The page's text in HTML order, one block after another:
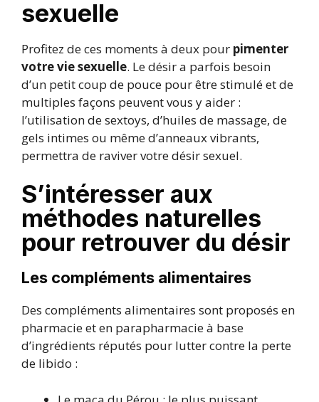
sexuelle
Profitez de ces moments à deux pour pimenter
votre vie sexuelle. Le désir a parfois besoin
d’un petit coup de pouce pour être stimulé et de
multiples façons peuvent vous y aider :
l’utilisation de sextoys, d’huiles de massage, de
gels intimes ou même d’anneaux vibrants,
permettra de raviver votre désir sexuel.
S’intéresser aux
méthodes naturelles
pour retrouver du désir
Les compléments alimentaires
Des compléments alimentaires sont proposés en
pharmacie et en parapharmacie à base
d’ingrédients réputés pour lutter contre la perte
de libido :